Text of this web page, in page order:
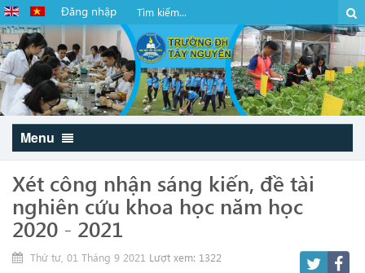
Đăng nhập
Menu
Xét công nhận sáng kiến, đề tài
nghiên cứu khoa học năm học
2020 - 2021
Thứ tư, 01 Tháng 9 2021 Lượt xem: 1322